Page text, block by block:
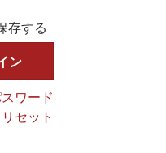
存する
ワード
リセット